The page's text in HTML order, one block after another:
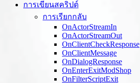
การเขียนสคริปต์
การเรียกกลับ
OnActorStreamIn
OnActorStreamOut
OnClientCheckResponse
OnClientMessage
OnDialogResponse
OnEnterExitModShop
OnFilterScriptExit